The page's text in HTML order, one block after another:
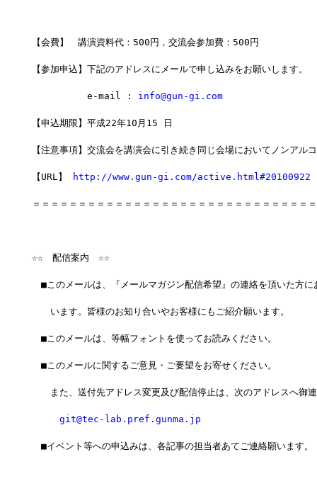
【会費】　講演資料代：500円，交流会参加費：500円
【参加申込】下記のアドレスにメールで申し込みをお願いします。
e-mail : info@gun-gi.com
【申込期限】平成22年10月15 日
【注意事項】交流会を講演会に引き続き同じ会場においてノンアル
【URL】 http://www.gun-gi.com/active.html#20100922
＝＝＝＝＝＝＝＝＝＝＝＝＝＝＝＝＝＝＝＝＝＝＝＝＝＝＝＝＝＝
☆☆　配信案内　☆☆
■このメールは、『メールマガジン配信希望』の連絡を頂いた方に
います。皆様のお知り合いやお客様にもご紹介願います。
■このメールは、等幅フォントを使ってお読みください。
■このメールに関するご意見・ご要望をお寄せください。
また、送付先アドレス変更及び配信停止は、次のアドレスへ御
git@tec-lab.pref.gunma.jp
■イベント等への申込みは、各記事の担当者あてご連絡願います。